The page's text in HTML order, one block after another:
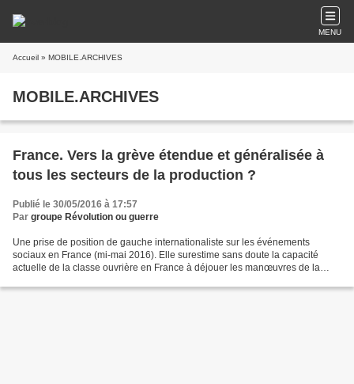
MENU
Accueil » MOBILE.ARCHIVES
MOBILE.ARCHIVES
France. Vers la grève étendue et généralisée à
tous les secteurs de la production ?
Publié le 30/05/2016 à 17:57
Par groupe Révolution ou guerre
Une prise de position de gauche internationaliste sur les événements
sociaux en France (mi-mai 2016). Elle surestime sans doute la capacité
actuelle de la classe ouvrière en France à déjouer les manœuvres de la